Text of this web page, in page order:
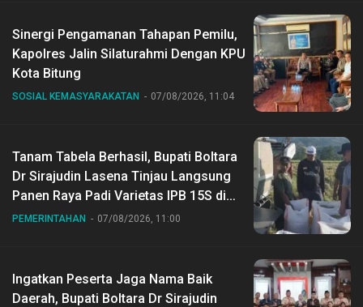
Sinergi Pengamanan Tahapan Pemilu,
Kapolres Jalin Silaturahmi Dengan KPU
Kota Bitung
SOSIAL KEMASYARAKATAN 07/08/2026, 11:04
Tanam Tabela Berhasil, Bupati Boltara
Dr Sirajudin Lasena Tinjau Langsung
Panen Raya Padi Varietas IPB 15S di
Desa Gihang
PEMERINTAHAN 07/08/2026, 11:00
Ingatkan Peserta Jaga Nama Baik
Daerah, Bupati Boltara Dr Sirajudin